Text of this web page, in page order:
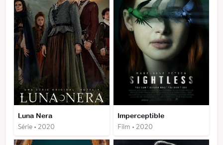
Luna Nera
Série • 2020
Imperceptible
Film • 2020